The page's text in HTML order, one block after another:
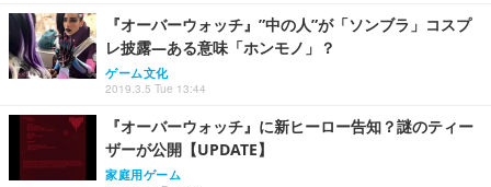
『オーバーウォッチ』”中の人”が「ソンブラ」コスプ
レ披露―ある意味「ホンモノ」？
ゲーム文化
2019.3.5 Tue 13:44
『オーバーウォッチ』に新ヒーロー告知？謎のティー
ザーが公開【UPDATE】
家庭用ゲーム